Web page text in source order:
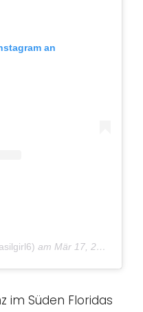
an
am Mär 17, 2018 um 6:38 PDT
im Süden Floridas